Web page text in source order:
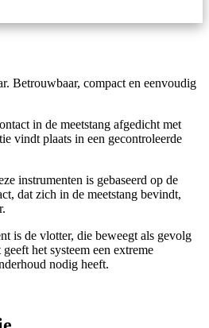
Betrouwbaar, compact en eenvoudig
in de meetstang afgedicht met
vindt plaats in een gecontroleerde
instrumenten is gebaseerd op de
dat zich in de meetstang bevindt,
is de vlotter, die beweegt als gevolg
het systeem een ​​extreme
nodig heeft.